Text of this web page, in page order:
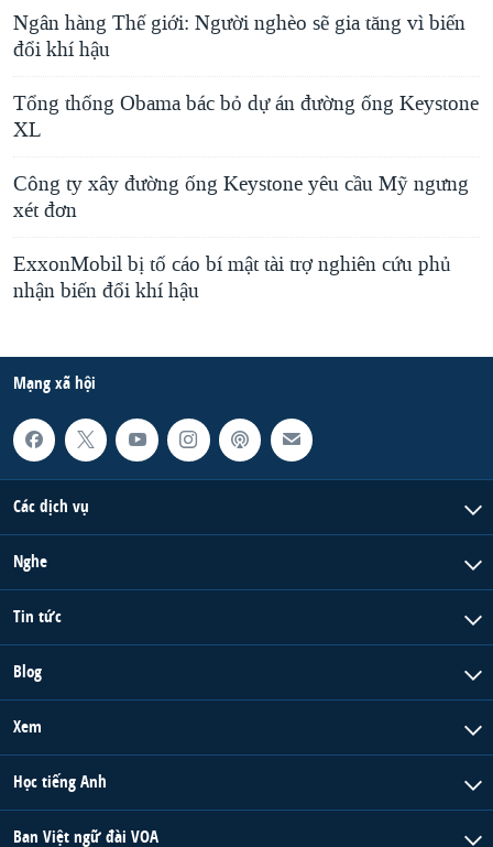
Ngân hàng Thế giới: Người nghèo sẽ gia tăng vì biến
đổi khí hậu
Tổng thống Obama bác bỏ dự án đường ống Keystone
XL
Công ty xây đường ống Keystone yêu cầu Mỹ ngưng
xét đơn
ExxonMobil bị tố cáo bí mật tài trợ nghiên cứu phủ
nhận biến đổi khí hậu
Mạng xã hội
Các dịch vụ
Nghe
Tin tức
Blog
Xem
Học tiếng Anh
Ban Việt ngữ đài VOA